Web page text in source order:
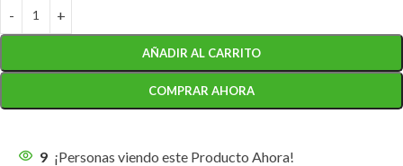
AÑADIR AL CARRITO
COMPRAR AHORA
9 ¡Personas viendo este Producto Ahora!